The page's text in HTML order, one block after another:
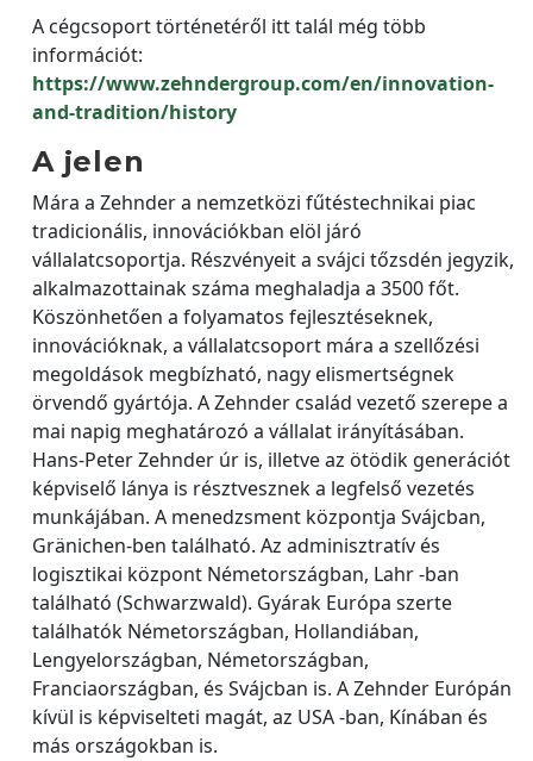
A cégcsoport történetéről itt talál még több
információt:
https://www.zehndergroup.com/en/innovation-
and-tradition/history
A jelen
Mára a Zehnder a nemzetközi fűtéstechnikai piac
tradicionális, innovációkban elöl járó
vállalatcsoportja. Részvényeit a svájci tőzsdén jegyzik,
alkalmazottainak száma meghaladja a 3500 főt.
Köszönhetően a folyamatos fejlesztéseknek,
innovációknak, a vállalatcsoport mára a szellőzési
megoldások megbízható, nagy elismertségnek
örvendő gyártója. A Zehnder család vezető szerepe a
mai napig meghatározó a vállalat irányításában.
Hans-Peter Zehnder úr is, illetve az ötödik generációt
képviselő lánya is résztvesznek a legfelső vezetés
munkájában. A menedzsment központja Svájcban,
Gränichen-ben található. Az adminisztratív és
logisztikai központ Németországban, Lahr -ban
található (Schwarzwald). Gyárak Európa szerte
találhatók Németországban, Hollandiában,
Lengyelországban, Németországban,
Franciaországban, és Svájcban is. A Zehnder Európán
kívül is képviselteti magát, az USA -ban, Kínában és
más országokban is.